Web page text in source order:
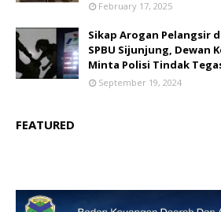
February 17, 2025
Sikap Arogan Pelangsir
SPBU Sijunjung, Dewan
Minta Polisi Tindak
September 19, 2024
FEATURED